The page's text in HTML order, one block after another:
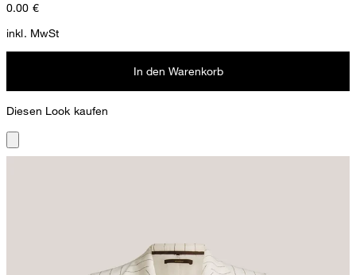
0.00 €
inkl. MwSt
In den Warenkorb
Diesen Look kaufen